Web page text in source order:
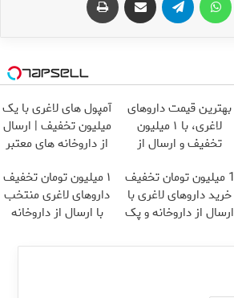
بهترین قیمت داروهای
لاغری، با ۱ میلیون
تخفیف و ارسال از
آمپول های لاغری با یک
میلیون تخفیف | ارسال
از داروخانه های معتبر
1 میلیون تومان تخفیف
خرید داروهای لاغری با
ارسال از داروخانه و پک
۱ میلیون تومان تخفیف
داروهای لاغری منتخب
با ارسال از داروخانه